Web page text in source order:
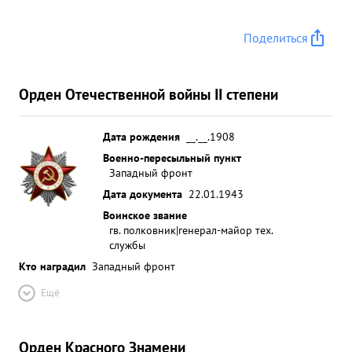
Поделиться
Орден Отечественной войны II степени
Дата рождения
__.__.1908
Военно-пересыльный пункт
Западный фронт
Дата документа 22.01.1943
Воинское звание
гв. полковник|генерал-майор тех.
службы
Кто наградил Западный фронт
Ещё
Орден Красного Знамени